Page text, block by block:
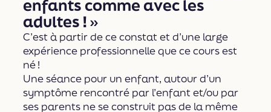
enfants comme avec les
adultes ! »
C’est à partir de ce constat et d’une large
expérience professionnelle que ce cours est
né !
Une séance pour un enfant, autour d’un
symptôme rencontré par l’enfant et/ou par
ses parents ne se construit pas de la même